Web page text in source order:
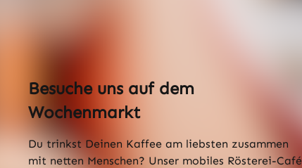
Besuche uns auf dem
Wochenmarkt
Du trinkst Deinen Kaffee am liebsten zusammen
mit netten Menschen? Unser mobiles Rösterei-Café